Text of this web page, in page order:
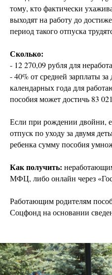
тому, кто фактически
выходят на работу до
период такого отпуска
Сколько:
- 12 270,09 рубля для
- 40% от средней зарплаты
календарных года для
пособия может достичь 83
Если при рождении двойни,
отпуск по уходу за двумя
ребенка сумму пособия
Как получить:
МФЦ, либо онлайн через
Работающим родителям
Соцфонд на основании